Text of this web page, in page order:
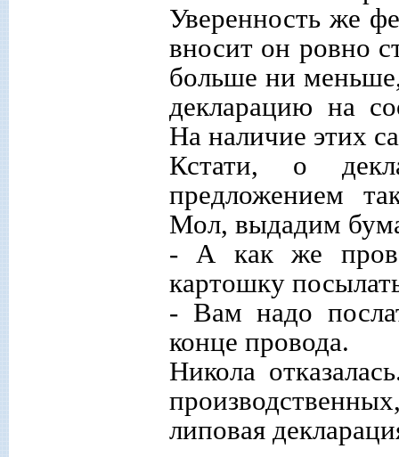
Уверенность же
вносит он ровно
больше ни
декларацию на
На наличие этих
Кстати, о
предложением
Мол, выдадим
- А как же
картошку
- Вам надо
конце провода.
Никола
липовая